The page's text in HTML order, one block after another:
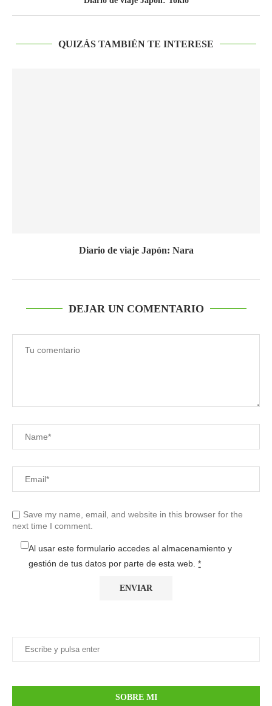
QUIZÁS TAMBIÉN TE INTERESE
Diario de viaje Japón: Nara
DEJAR UN COMENTARIO
Save my name, email, and website in this browser for the
next time I comment.
Al usar este formulario accedes al almacenamiento y
gestión de tus datos por parte de esta web. *
SOBRE MI